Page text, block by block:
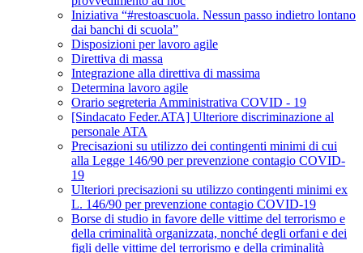
Iniziativa “#restoascuola. Nessun passo indietro lontano
dai banchi di scuola”
Disposizioni per lavoro agile
Direttiva di massa
Integrazione alla direttiva di massima
Determina lavoro agile
Orario segreteria Amministrativa COVID - 19
[Sindacato Feder.ATA] Ulteriore discriminazione al
personale ATA
Precisazioni su utilizzo dei contingenti minimi di cui
alla Legge 146/90 per prevenzione contagio COVID-
19
Ulteriori precisazioni su utilizzo contingenti minimi ex
L. 146/90 per prevenzione contagio COVID-19
Borse di studio in favore delle vittime del terrorismo e
della criminalità organizzata, nonché degli orfani e dei
figli delle vittime del terrorismo e della criminalità